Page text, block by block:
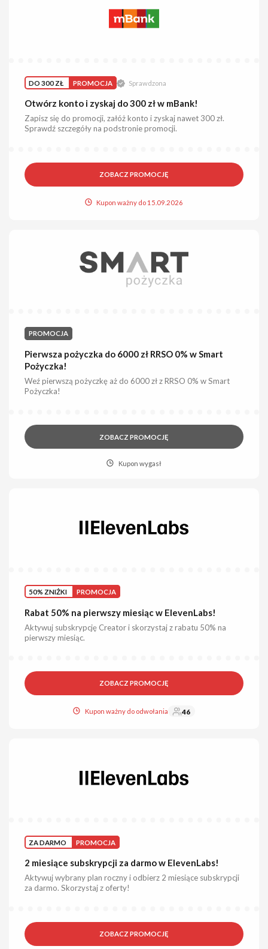
DO 300 ZŁ PROMOCJA Sprawdzona
Otwórz konto i zyskaj do 300 zł w mBank!
Zapisz się do promocji, załóż konto i zyskaj nawet 300 zł.
Sprawdź szczegóły na podstronie promocji.
ZOBACZ PROMOCJĘ
Kupon ważny do 15.09.2026
PROMOCJA
Pierwsza pożyczka do 6000 zł RRSO 0% w Smart
Pożyczka!
Weź pierwszą pożyczkę aż do 6000 zł z RRSO 0% w Smart
Pożyczka!
ZOBACZ PROMOCJĘ
Kupon wygasł
50% ZNIŻKI PROMOCJA
Rabat 50% na pierwszy miesiąc w ElevenLabs!
Aktywuj subskrypcję Creator i skorzystaj z rabatu 50% na
pierwszy miesiąc.
ZOBACZ PROMOCJĘ
Kupon ważny do odwołania 46
ZA DARMO PROMOCJA
2 miesiące subskrypcji za darmo w ElevenLabs!
Aktywuj wybrany plan roczny i odbierz 2 miesiące subskrypcji
za darmo. Skorzystaj z oferty!
ZOBACZ PROMOCJĘ